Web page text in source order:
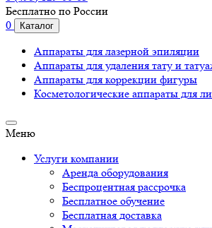
Бесплатно по России
0
Каталог
Аппараты для лазерной эпиляции
Аппараты для удаления тату и
Аппараты для коррекции фигуры
Косметологические аппараты для
Меню
Услуги компании
Аренда оборудования
Беспроцентная рассрочка
Бесплатное обучение
Бесплатная доставка